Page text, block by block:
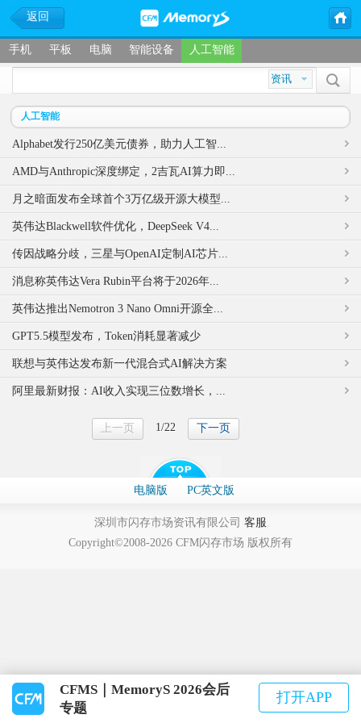
返回
手机 平板 电脑 智能设备 人工智能
人工智能
Alphabet发行250亿美元债券，助力人工智...
AMD与Anthropic深度绑定，2吉瓦AI算力即...
月之暗面发布全球首个3万亿级开源大模型...
英伟达Blackwell软件优化，DeepSeek V4...
传因战略分歧，三星与OpenAI定制AI芯片...
消息称英伟达Vera Rubin平台将于2026年...
英伟达推出Nemotron 3 Nano Omni开源全...
GPT5.5模型发布，Token消耗显著减少
联想与英伟达发布新一代混合式AI解决方案
阿里最新财报：AI收入实现三位数增长，...
上一页 1/22 下一页
电脑版 PC英文版
深圳市闪存市场资讯有限公司 客服
Copyright©2008-2026 CFM闪存市场 版权所有
CFMS｜MemoryS 2026会后
专题
打开APP